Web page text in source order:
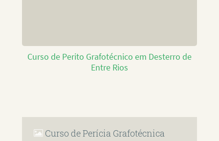
Curso de Perito Grafotécnico em Desterro de
Entre Rios
Curso de Perícia Grafotécnica